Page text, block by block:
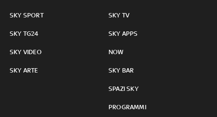
SKY SPORT
SKY TG24
SKY VIDEO
SKY ARTE
SKY TV
SKY APPS
NOW
SKY BAR
SPAZI SKY
PROGRAMMI